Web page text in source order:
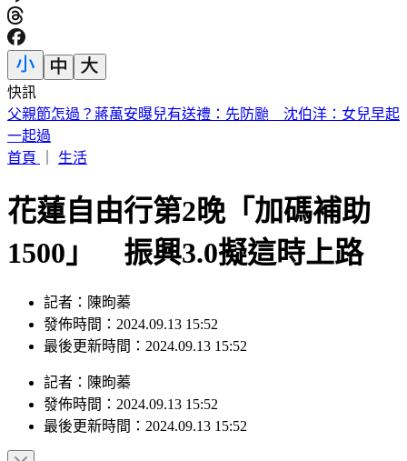
快訊
繼續凍漲！中油宣布下週「汽柴油價不調整」
首頁｜
花蓮自由行第2晚「加碼補助
1500」 振興3.0擬這時上路
發佈時間：2024.09.13 15:52
最後更新時間：2024.09.13 15:52
發佈時間：2024.09.13 15:52
最後更新時間：2024.09.13 15:52